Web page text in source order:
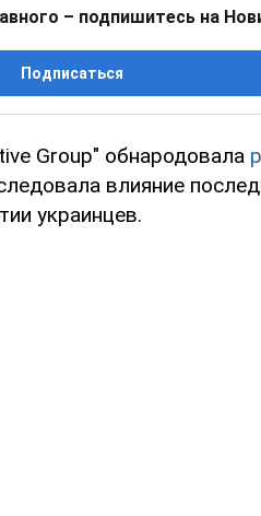
– подпишитесь на
Подписаться
Group" обнародовала
влияние
украинцев.